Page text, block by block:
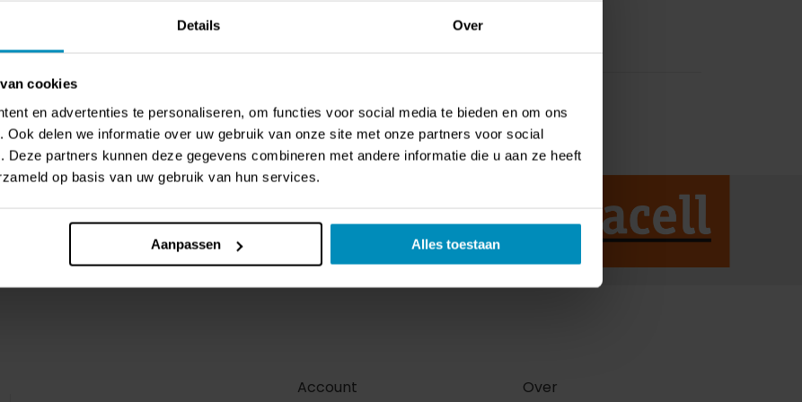
Details Over
cookies
en advertenties te personaliseren, om functies voor social media te bieden en om ons
Ook delen we informatie over uw gebruik van onze site met onze partners voor social
Deze partners kunnen deze gegevens combineren met andere informatie die u aan ze heeft
op basis van uw gebruik van hun services.
Aanpassen Alles toestaan
Account Over